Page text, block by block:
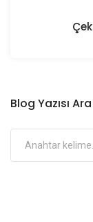
Blog Yazısı Ara